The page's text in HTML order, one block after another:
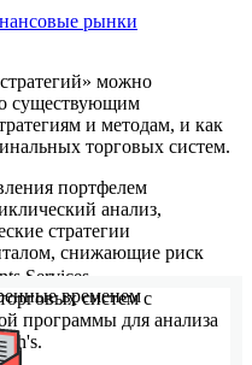
можно
существующим
и методам, и как
торговых систем.
портфелем
анализ,
стратегии
снижающие риск
временем
рынки
Services.
систем с
программы для анализа